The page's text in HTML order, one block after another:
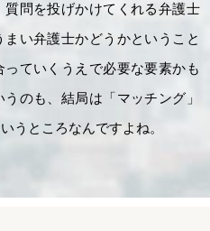
問を投げかけてくれる弁護士
い弁護士かどうかということ
ていくうえで必要な要素かも
のも、結局は「マッチング」
うところなんですよね。